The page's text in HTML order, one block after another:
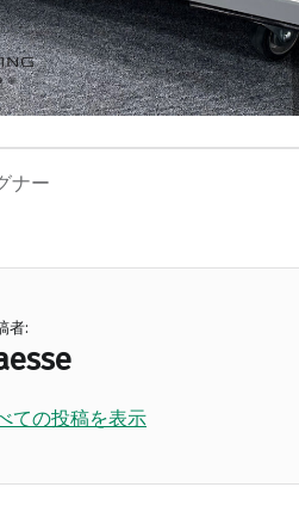
ナー
者:
ての投稿を表示